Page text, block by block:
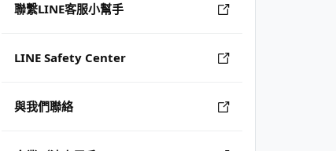
聯繫LINE客服小幫手
LINE Safety Center
與我們聯絡